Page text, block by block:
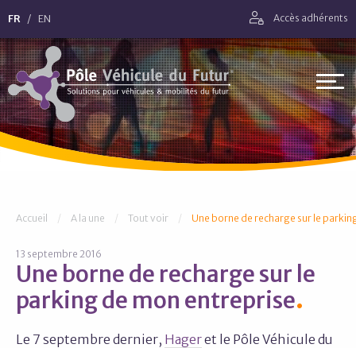
Aller directement au contenu
FR EN Accès adhérents
Pôle Véhicule du Futur
Vous êtes ici :
Accueil A la une Tout voir Une borne de recharge sur le
13 septembre 2016
Une borne de recharge sur le
parking de mon entreprise
Le 7 septembre dernier, Hageret le Pôle Véhicule du